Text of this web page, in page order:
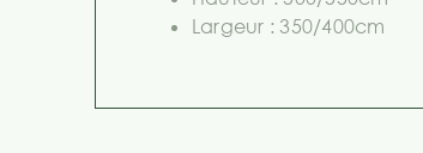
Largeur : 350/400cm